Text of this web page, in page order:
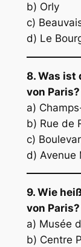
b) Orly
c)
d) Le
8. Was ist
von Paris?
a)
b) Rue de
c)
d) Avenue
9. Wie
von Paris?
a) Musée
b) Centre